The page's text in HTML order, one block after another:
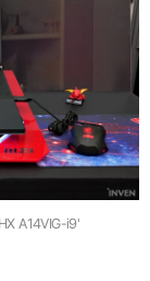
A14VIG-i9'